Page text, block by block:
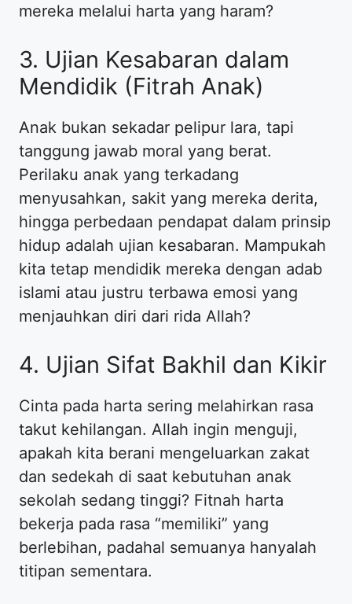
mereka melalui harta yang haram?
3. Ujian Kesabaran dalam
Mendidik (Fitrah Anak)
Anak bukan sekadar pelipur lara, tapi
tanggung jawab moral yang berat.
Perilaku anak yang terkadang
menyusahkan, sakit yang mereka derita,
hingga perbedaan pendapat dalam prinsip
hidup adalah ujian kesabaran. Mampukah
kita tetap mendidik mereka dengan adab
islami atau justru terbawa emosi yang
menjauhkan diri dari rida Allah?
4. Ujian Sifat Bakhil dan Kikir
Cinta pada harta sering melahirkan rasa
takut kehilangan. Allah ingin menguji,
apakah kita berani mengeluarkan zakat
dan sedekah di saat kebutuhan anak
sekolah sedang tinggi? Fitnah harta
bekerja pada rasa “memiliki” yang
berlebihan, padahal semuanya hanyalah
titipan sementara.